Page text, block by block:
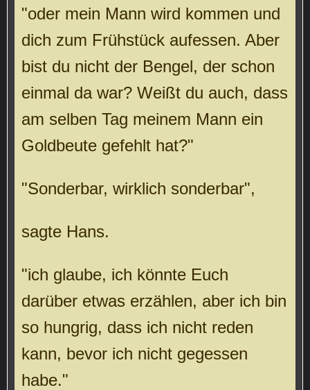
"oder mein Mann wird kommen und
dich zum Frühstück aufessen. Aber
bist du nicht der Bengel, der schon
einmal da war? Weißt du auch, dass
am selben Tag meinem Mann ein
Goldbeute gefehlt hat?"
"Sonderbar, wirklich sonderbar",
sagte Hans.
"ich glaube, ich könnte Euch
darüber etwas erzählen, aber ich bin
so hungrig, dass ich nicht reden
kann, bevor ich nicht gegessen
habe."